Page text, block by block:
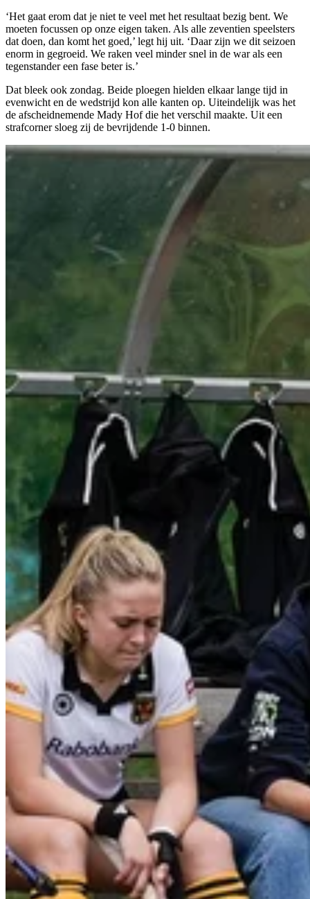
‘Het gaat erom dat je niet te veel met het resultaat bezig bent. We
moeten focussen op onze eigen taken. Als alle zeventien speelsters
dat doen, dan komt het goed,’ legt hij uit. ‘Daar zijn we dit seizoen
enorm in gegroeid. We raken veel minder snel in de war als een
tegenstander een fase beter is.’
Dat bleek ook zondag. Beide ploegen hielden elkaar lange tijd in
evenwicht en de wedstrijd kon alle kanten op. Uiteindelijk was het
de afscheidnemende Mady Hof die het verschil maakte. Uit een
strafcorner sloeg zij de bevrijdende 1-0 binnen.